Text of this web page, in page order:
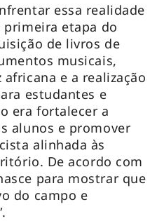
essa realidade
primeira etapa do
de livros de
musicais,
e a realização
estudantes e
era fortalecer a
alunos e promover
alinhada às
De acordo com
para mostrar que
do campo e